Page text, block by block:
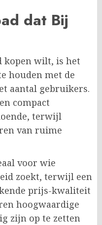
dat Bij
kopen wilt, is het
houden met de
aantal gebruikers.
compact
terwijl
van ruime
voor wie
zoekt, terwijl een
prijs-kwaliteit
hoogwaardige
zijn op te zetten